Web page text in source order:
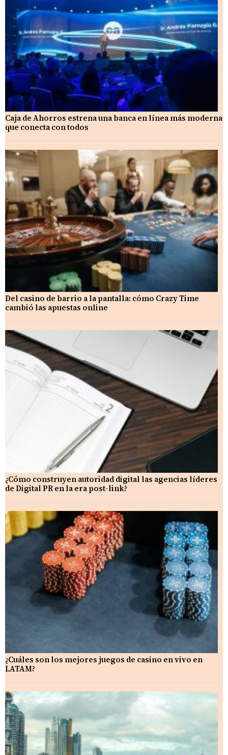
Caja de Ahorros estrena una banca en línea más moderna
que conecta con todos
Del casino de barrio a la pantalla: cómo Crazy Time
cambió las apuestas online
¿Cómo construyen autoridad digital las agencias líderes
de Digital PR en la era post-link?
¿Cuáles son los mejores juegos de casino en vivo en
LATAM?